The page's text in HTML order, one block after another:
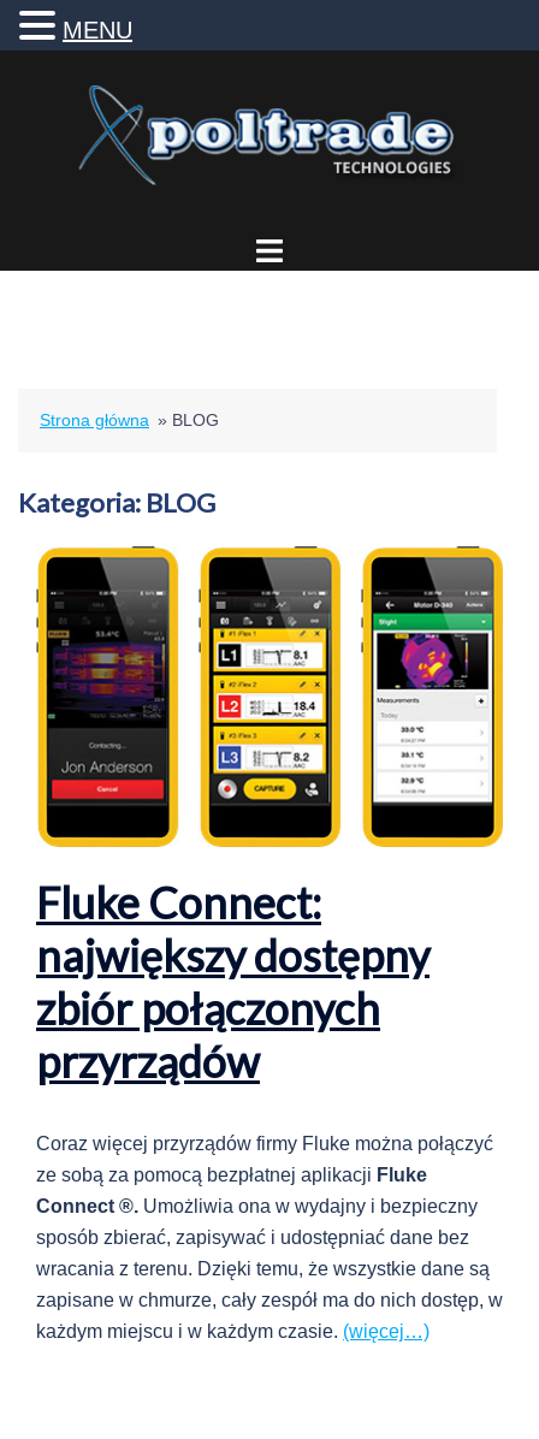
Strona główna » BLOG
Kategoria: BLOG
Fluke Connect:
największy dostępny
zbiór połączonych
przyrządów
Coraz więcej przyrządów firmy Fluke można połączyć
ze sobą za pomocą bezpłatnej aplikacji Fluke
Connect ®. Umożliwia ona w wydajny i bezpieczny
sposób zbierać, zapisywać i udostępniać dane bez
wracania z terenu. Dzięki temu, że wszystkie dane są
zapisane w chmurze, cały zespół ma do nich dostęp, w
każdym miejscu i w każdym czasie. (więcej…)
MENU